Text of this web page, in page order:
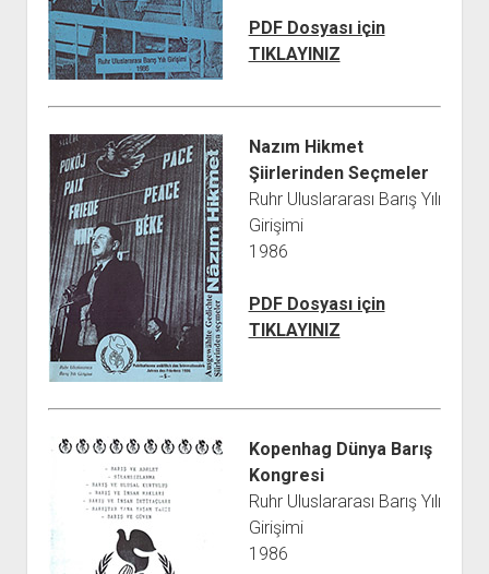
PDF Dosyası için
TIKLAYINIZ
Nazım Hikmet
Şiirlerinden Seçmeler
Ruhr Uluslararası Barış Yılı
Girişimi
1986
PDF Dosyası için
TIKLAYINIZ
Kopenhag Dünya Barış
Kongresi
Ruhr Uluslararası Barış Yılı
Girişimi
1986